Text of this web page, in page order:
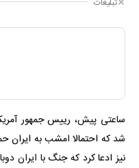
ساعتی پیش، رییس جمهور
شد که احتمالا امشب به ایران
نیز ادعا کرد که جنگ با ایران